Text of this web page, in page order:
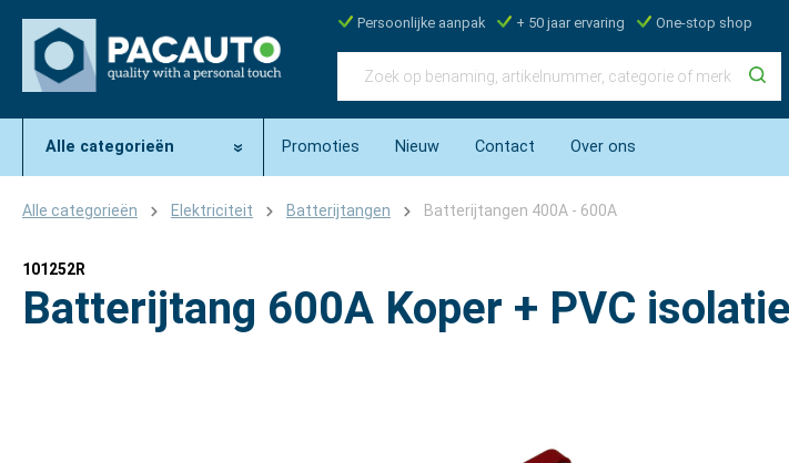
Persoonlijke aanpak + 50 jaar ervaring One-stop shop
Alle categorieën Promoties Nieuw Contact Over ons
Alle categorieën Elektriciteit Batterijtangen Batterijtangen 400A - 600A
101252R
Batterijtang 600A Koper + PVC